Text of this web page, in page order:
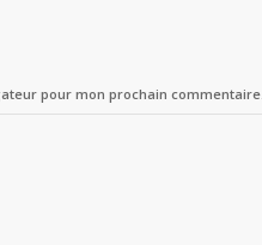
pour mon prochain commentaire.